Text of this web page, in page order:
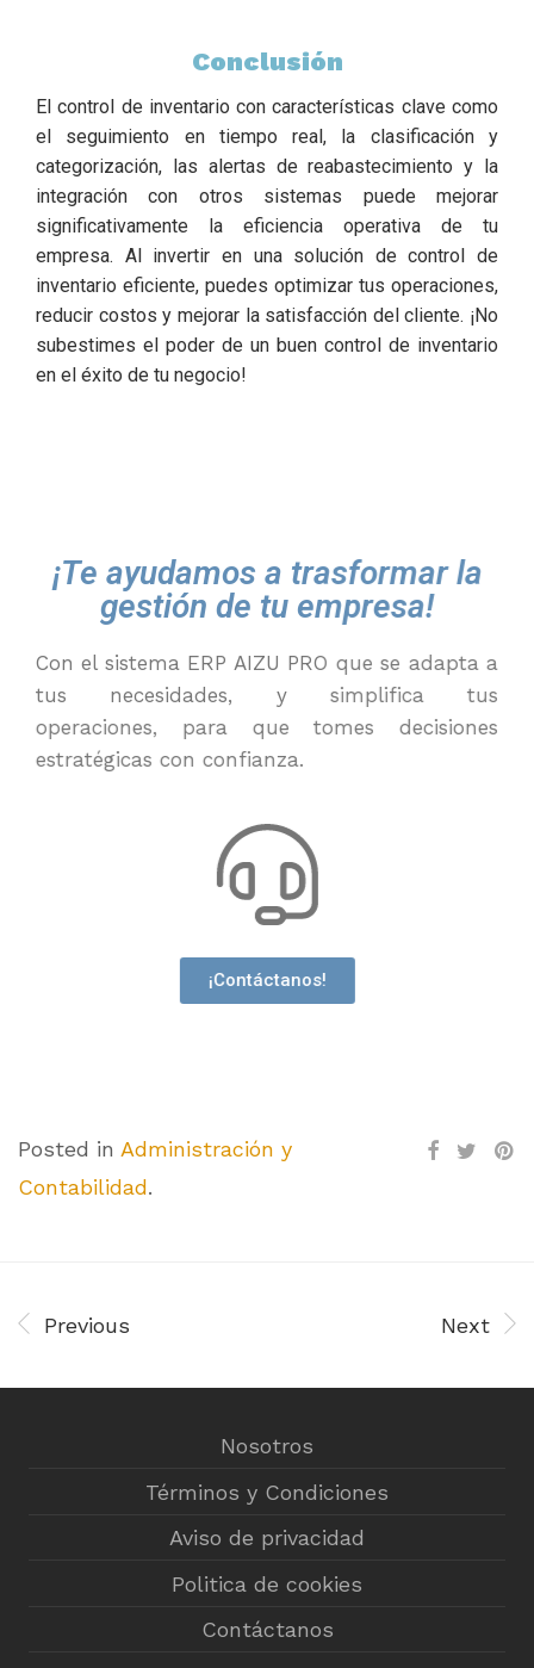
Conclusión
El control de inventario con características clave como
el seguimiento en tiempo real, la clasificación y
categorización, las alertas de reabastecimiento y la
integración con otros sistemas puede mejorar
significativamente la eficiencia operativa de tu
empresa. Al invertir en una solución de control de
inventario eficiente, puedes optimizar tus operaciones,
reducir costos y mejorar la satisfacción del cliente. ¡No
subestimes el poder de un buen control de inventario
en el éxito de tu negocio!
¡Te ayudamos a trasformar la
gestión de tu empresa!
Conelsistema ERP AIZU PRO que se adapta a
tus necesidades, y simplifica tus
operaciones, para que tomes decisiones
estratégicas con confianza.
¡Contáctanos!
Posted in Administración y
Contabilidad.
Previous Next
Nosotros
Términos y Condiciones
Aviso de privacidad
Politica de cookies
Contáctanos